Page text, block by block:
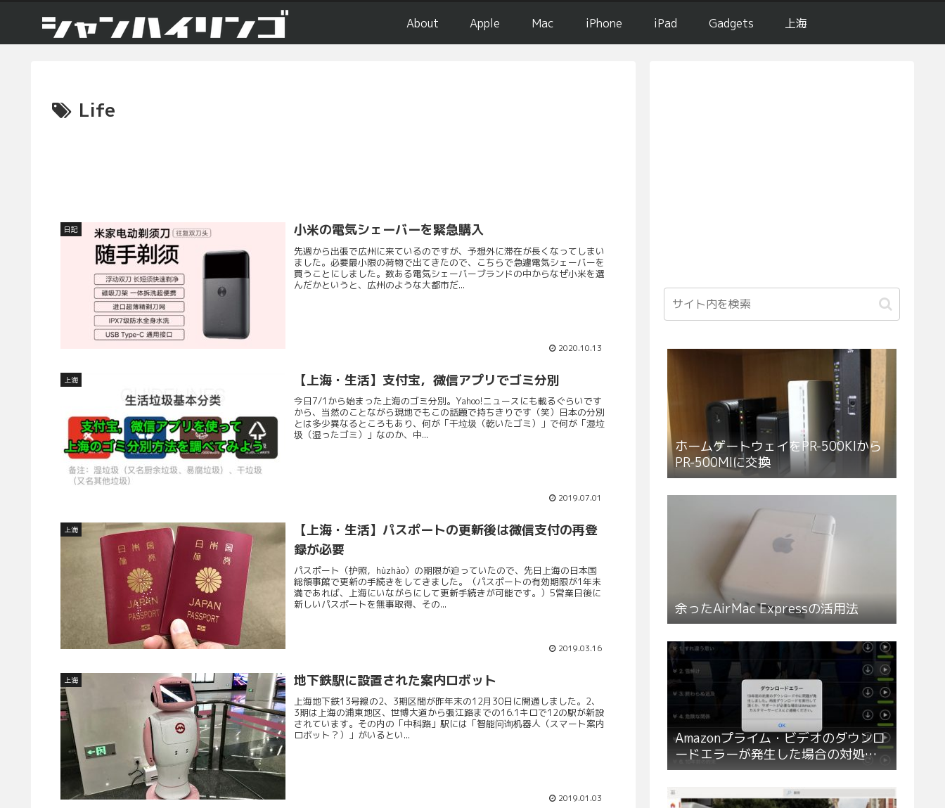
About Apple Mac iPhone iPad Gadgets 上海
Life
日記 小米の電気シェーバーを緊急購入
先週から出張で広州に来ているのですが、予想外に滞在が長くなってしまい
ました。必要最小限の荷物で出てきたので、こちらで急遽電気シェーバーを
買うことにしました。数ある電気シェーバーブランドの中からなぜ小米を選
んだかというと、広州のような大都市だ...
2020.10.13
上海 【上海・生活】支付宝，微信アプリでゴミ分別
今日7/1から始まった上海のゴミ分別。Yahoo!ニュースにも載るぐらいです
から、当然のことながら現地でもこの話題で持ちきりです（笑）日本の分別
とは多少異なるところもあり、何が「干垃圾（乾いたゴミ）」で何が「湿垃
圾（湿ったゴミ）」なのか、中...
2019.07.01
上海
【上海・生活】パスポートの更新後は微信支付の再登
録が必要
パスポート（护照，hùzhào）の期限が迫っていたので、先日上海の日本国
総領事館で更新の手続きをしてきました。（パスポートの有効期限が1年未
満であれば、上海にいながらにして更新手続きが可能です。）5営業日後に
新しいパスポートを無事取得、その...
2019.03.16
上海 地下鉄駅に設置された案内ロボット
上海地下鉄13号線の2、3期区間が昨年末の12月30日に開通しました。2、
3期は上海の浦東地区、世博大道から張江路までの16.1キロで12の駅が新設
されています。その内の「中科路」駅には「智能问询机器人（スマート案内
ロボット？）」がいるとい...
2019.01.03
ホームゲートウェイをPR-500KIから
PR-500MIに交換
余ったAirMac Expressの活用法
Amazonプライム・ビデオのダウンロ
ードエラーが発生した場合の対処方
法